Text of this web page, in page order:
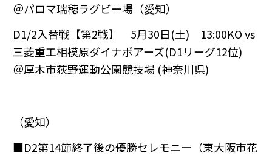
＠パロマ瑞穂ラグビー場（愛知）
D1/2入替戦【第2戦】 5月30日(土) 13:00KO vs
三菱重工相模原ダイナボアーズ(D1リーグ12位)
＠厚木市荻野運動公園競技場 (神奈川県)
（愛知）
■D2第14節終了後の優勝セレモニー（東大阪市花